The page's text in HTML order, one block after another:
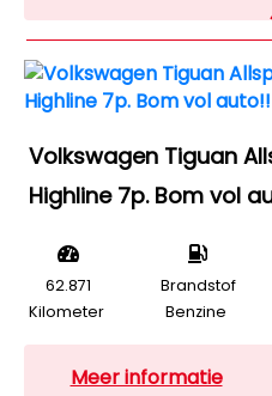
Volkswagen Tiguan
Highline 7p. Bom vol
62.871
Kilometer
Brandstof
Benzine
Meer informatie